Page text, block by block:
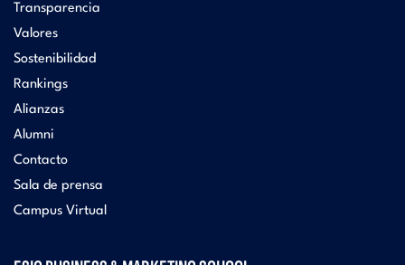
Transparencia
Valores
Sostenibilidad
Rankings
Alianzas
Alumni
Contacto
Sala de prensa
Campus Virtual